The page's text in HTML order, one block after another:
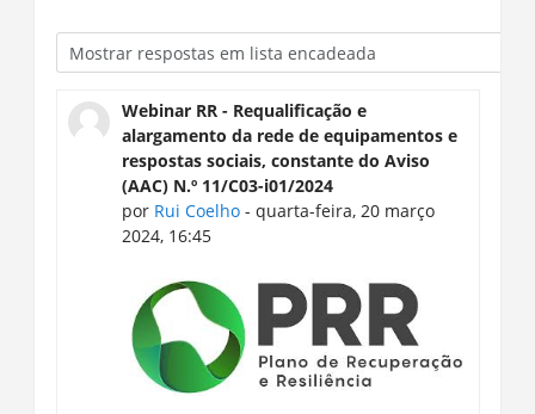
Webinar RR - Requalificação e
alargamento da rede de equipamentos e
respostas sociais, constante do Aviso
(AAC) N.º 11/C03-i01/2024
por Rui Coelho- quarta-feira, 20 março
2024, 16:45